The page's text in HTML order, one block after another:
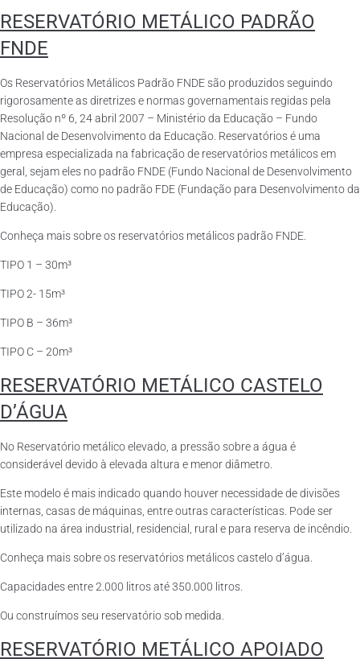
RESERVATÓRIO METÁLICO PADRÃO
FNDE
Os Reservatórios Metálicos Padrão FNDE são produzidos seguindo
rigorosamente as diretrizes e normas governamentais regidas pela
Resolução nº 6, 24 abril 2007 – Ministério da Educação – Fundo
Nacional de Desenvolvimento da Educação. Reservatórios é uma
empresa especializada na fabricação de reservatórios metálicos em
geral, sejam eles no padrão FNDE (Fundo Nacional de Desenvolvimento
de Educação) como no padrão FDE (Fundação para Desenvolvimento da
Educação).
Conheça mais sobre os reservatórios metálicos padrão FNDE.
TIPO 1 – 30m³
TIPO 2- 15m³
TIPO B – 36m³
TIPO C – 20m³
RESERVATÓRIO METÁLICO CASTELO
D’ÁGUA
No Reservatório metálico elevado, a pressão sobre a água é
considerável devido à elevada altura e menor diâmetro.
Este modelo é mais indicado quando houver necessidade de divisões
internas, casas de máquinas, entre outras características. Pode ser
utilizado na área industrial, residencial, rural e para reserva de incêndio.
Conheça mais sobre os reservatórios metálicos castelo d’água.
Capacidades entre 2.000 litros até 350.000 litros.
Ou construímos seu reservatório sob medida.
RESERVATÓRIO METÁLICO APOIADO